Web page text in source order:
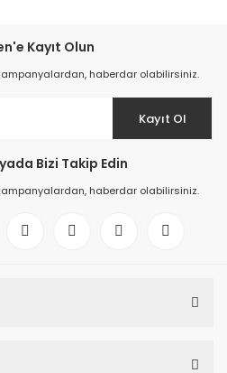
Kayıt Olun
haberdar olabilirsiniz.
Kayıt Ol
Bizi Takip Edin
haberdar olabilirsiniz.